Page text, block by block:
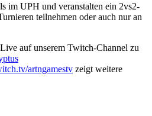
im UPH und veranstalten ein 2vs2-
teilnehmen oder auch nur an
auf unserem Twitch-Channel zu
artngamestv zeigt weitere